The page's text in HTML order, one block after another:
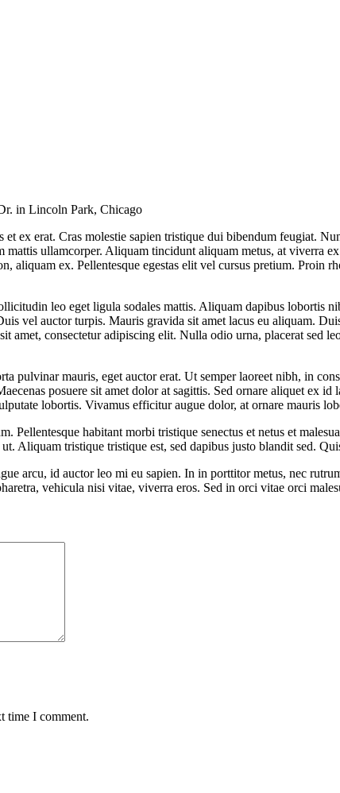
in Lincoln Park, Chicago
ex erat. Cras molestie sapien tristique dui bibendum feugiat.
ullamcorper. Aliquam tincidunt aliquam metus, at viverra
aliquam ex. Pellentesque egestas elit vel cursus pretium. Proin
leo eget ligula sodales mattis. Aliquam dapibus lobortis
vel auctor turpis. Mauris gravida sit amet lacus eu aliquam.
amet, consectetur adipiscing elit. Nulla odio urna, placerat sed
pulvinar mauris, eget auctor erat. Ut semper laoreet nibh, in
posuere sit amet dolor at sagittis. Sed ornare aliquet ex
lobortis. Vivamus efficitur augue dolor, at ornare mauris
habitant morbi tristique senectus et netus et
Aliquam tristique tristique est, sed dapibus justo blandit sed.
arcu, id auctor leo mi eu sapien. In in porttitor metus, nec
vehicula nisi vitae, viverra eros. Sed in orci vitae orci
time I comment.